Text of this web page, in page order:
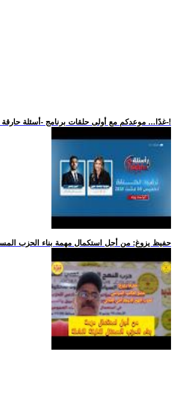
.. غدًا... موعدكم مع أولى حلقات برنامج -أسئلة حارقة-!
.. حفيظ يزوغ: من أجل استكمال مهمة بناء الحزب